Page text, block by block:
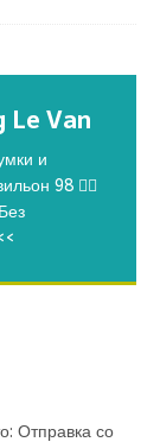
Le Van
и
98 👉🏻
Отправка со